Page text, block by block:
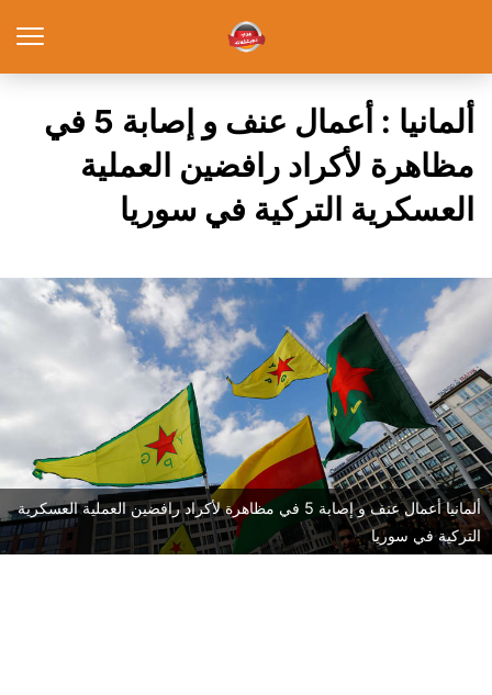
ألمانيا : أعمال عنف و إصابة 5 في
مظاهرة لأكراد رافضين العملية
العسكرية التركية في سوريا
ألمانيا أعمال عنف و إصابة 5 في مظاهرة لأكراد رافضين العملية العسكرية
التركية في سوريا